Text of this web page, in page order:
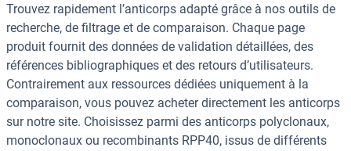
Trouvez rapidement l’anticorps adapté grâce à nos outils de
recherche, de filtrage et de comparaison. Chaque page
produit fournit des données de validation détaillées, des
références bibliographiques et des retours d’utilisateurs.
Contrairement aux ressources dédiées uniquement à la
comparaison, vous pouvez acheter directement les anticorps
sur notre site. Choisissez parmi des anticorps polyclonaux,
monoclonaux ou recombinants RPP40, issus de différents